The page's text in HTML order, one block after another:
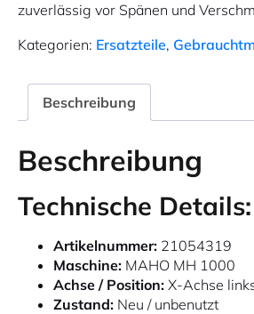
zuverlässig vor Spänen und
Kategorien: Ersatzteile,
Beschreibung
Beschreibung
Technische Details:
Artikelnummer: 21054319
Maschine: MAHO MH 1000
Achse / Position: X-Achse
Zustand: Neu / unbenutzt